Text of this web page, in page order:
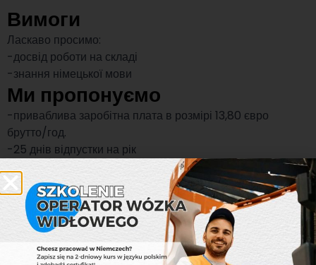
Вимоги
Ласкаво просимо:
-досвід роботи на складі
-знання німецької мови
Ми пропонуємо
-приваблива заробітна плата в розмірі 13,80 євро
брутто/год.
-25 днів відпустки на рік
-проживання (квартира) за вигідною ціною (280 євро/
місяць)
-працюючі пари
-індивідуальний підхід до кожного кандидата –
підтримка в підборі персоналу, вступному інструктажі та
поселенні